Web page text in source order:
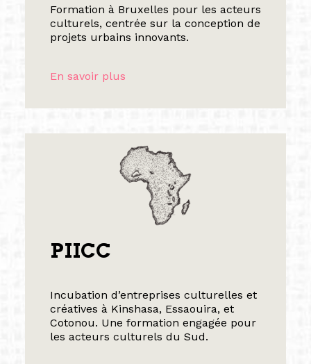
Formation à Bruxelles pour les acteurs
culturels, centrée sur la conception de
projets urbains innovants.
En savoir plus
PIICC
Incubation d’entreprises culturelles et
créatives à Kinshasa, Essaouira, et
Cotonou. Une formation engagée pour
les acteurs culturels du Sud.